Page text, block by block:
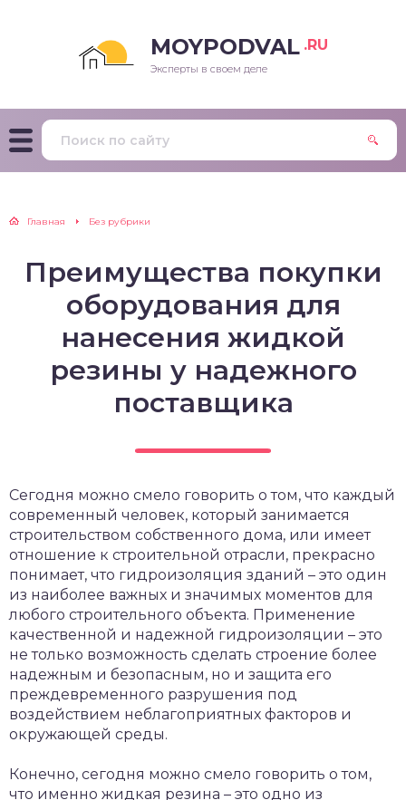
MOYPODVAL .RU
Эксперты в своем деле
Главная Без рубрики
Преимущества покупки
оборудования для
нанесения жидкой
резины у надежного
поставщика
Сегодня можно смело говорить о том, что каждый
современный человек, который занимается
строительством собственного дома, или имеет
отношение к строительной отрасли, прекрасно
понимает, что гидроизоляция зданий – это один
из наиболее важных и значимых моментов для
любого строительного объекта. Применение
качественной и надежной гидроизоляции – это
не только возможность сделать строение более
надежным и безопасным, но и защита его
преждевременного разрушения под
воздействием неблагоприятных факторов и
окружающей среды.
Конечно, сегодня можно смело говорить о том,
что именно жидкая резина – это одно из